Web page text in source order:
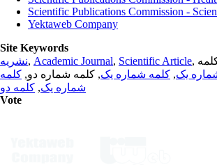
Scientific Publications Commission -
Yektaweb Company
Site Keywords
نشریه, Academic Journal, Scientific Article,
یک, کلمه شماره یک, کلمه شماره دو, کلمه
شماره یک, کلمه دو
Vote